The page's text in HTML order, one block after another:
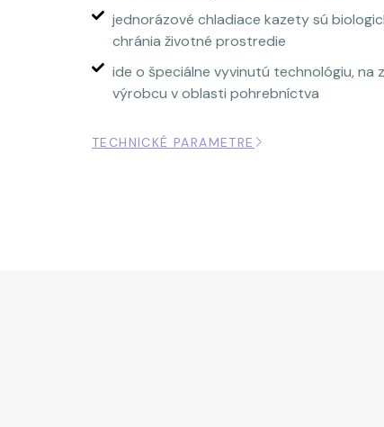
jednorázové chladiace kazety sú
chránia životné prostredie
ide o špeciálne vyvinutú technológiu, na
výrobcu v oblasti pohrebníctva
TECHNICKÉ PARAMETRE